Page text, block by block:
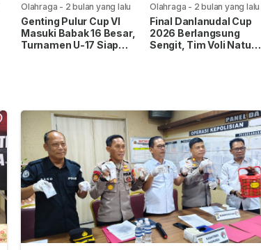
Olahraga - 2 bulan yang lalu
Genting Pulur Cup VI
Masuki Babak 16 Besar,
Turnamen U-17 Siap
Olahraga - 2 bulan yang lalu
Final Danlanudal Cup
2026 Berlangsung
Sengit, Tim Voli Natuna